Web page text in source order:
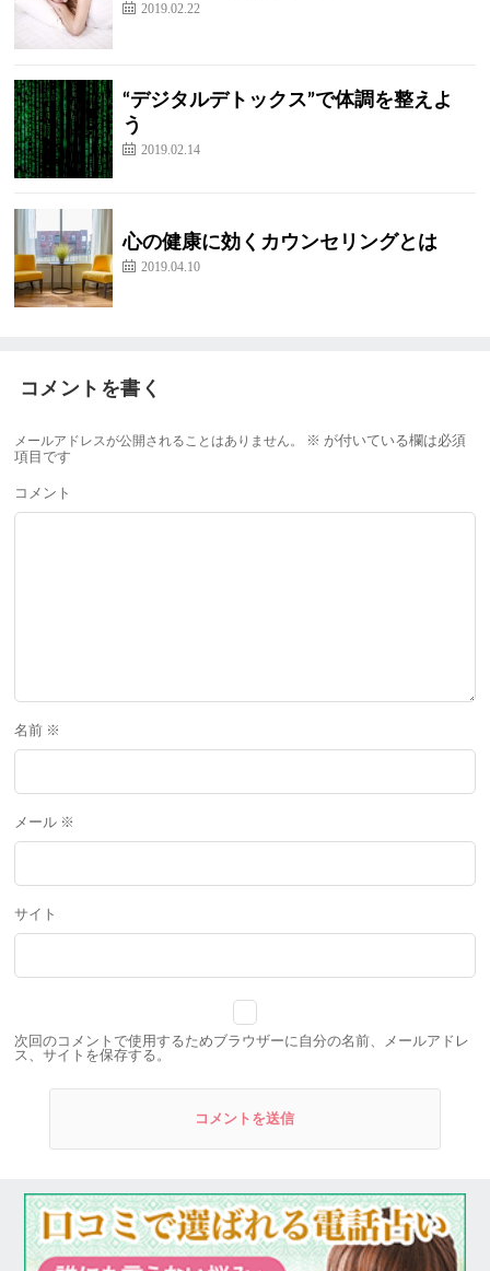
2019.02.22
“デジタルデトックス”で体調を整えよ
う
2019.02.14
心の健康に効くカウンセリングとは
2019.04.10
コメントを書く
メールアドレスが公開されることはありません。 ※ が付いている欄は必須
項目です
コメント
名前 ※
メール ※
サイト
次回のコメントで使用するためブラウザーに自分の名前、メールアドレ
ス、サイトを保存する。